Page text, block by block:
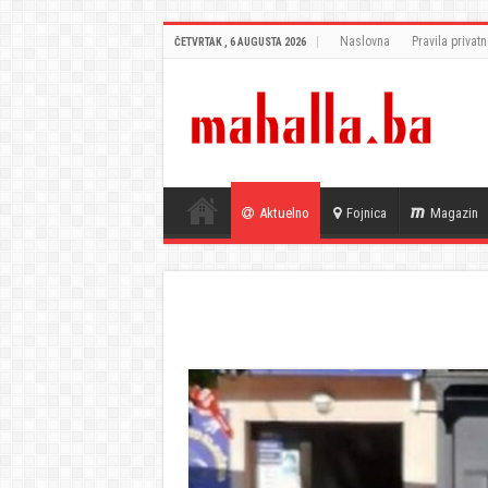
ČETVRTAK , 6 AUGUSTA 2026 Naslovna Pravila
Aktuelno Fojnica Magazin